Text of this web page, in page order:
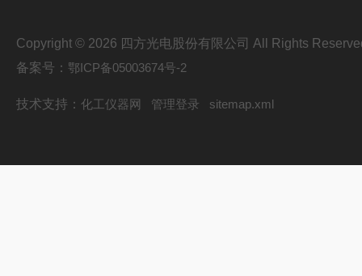
Copyright © 2026 四方光电股份有限公司 All Rights
备案号： 鄂ICP备05003674号-2
技术支持： 化工仪器网 管理登录 sitemap.xml